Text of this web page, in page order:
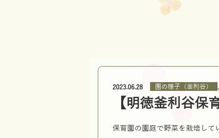
2023.06.28 園の様子（釜利谷）
【明徳釜利谷保
保育園の園庭で野菜を栽培して